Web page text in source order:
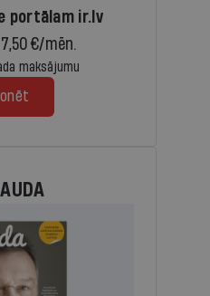
portālam ir.lv
€/mēn.
maksājumu